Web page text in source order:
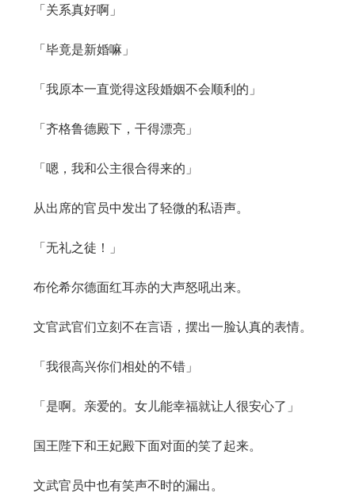
「关系真好啊」
「毕竟是新婚嘛」
「我原本一直觉得这段婚姻不会顺利的」
「齐格鲁德殿下，干得漂亮」
「嗯，我和公主很合得来的」
从出席的官员中发出了轻微的私语声。
「无礼之徒！」
布伦希尔德面红耳赤的大声怒吼出来。
文官武官们立刻不在言语，摆出一脸认真的表情。
「我很高兴你们相处的不错」
「是啊。亲爱的。女儿能幸福就让人很安心了」
国王陛下和王妃殿下面对面的笑了起来。
文武官员中也有笑声不时的漏出。